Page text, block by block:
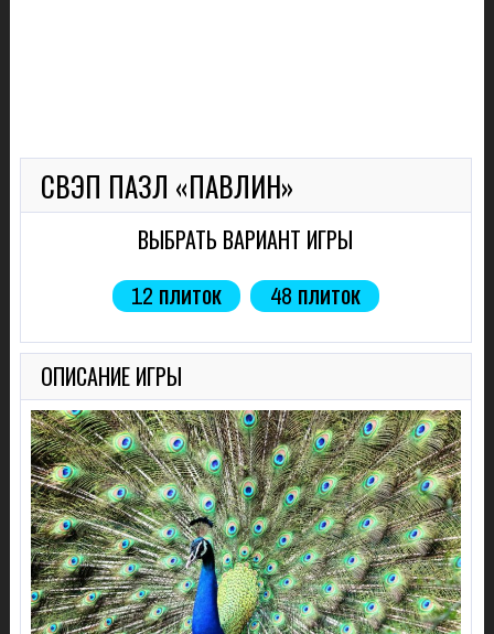
СВЭП ПАЗЛ «ПАВЛИН»
ВЫБРАТЬ ВАРИАНТ ИГРЫ
12 плиток 48 плиток
ОПИСАНИЕ ИГРЫ